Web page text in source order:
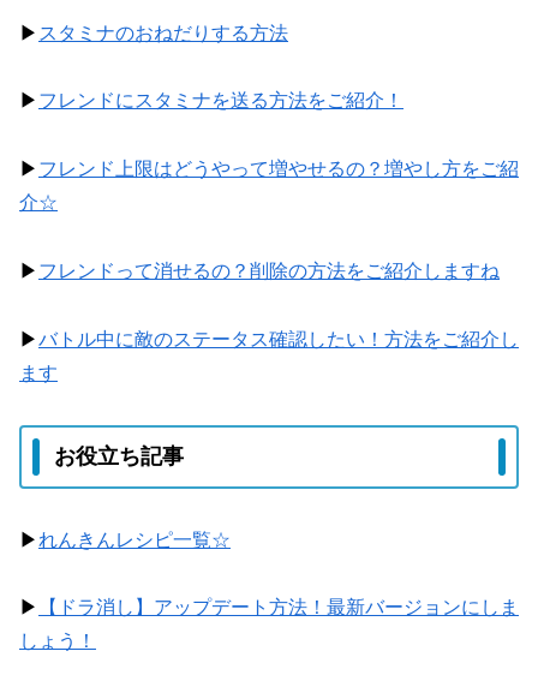
▶ スタミナのおねだりする方法
▶ フレンドにスタミナを送る方法をご紹介！
▶ フレンド上限はどうやって増やせるの？増やし方をご紹
介☆
▶ フレンドって消せるの？削除の方法をご紹介しますね
▶バトル中に敵のステータス確認したい！方法をご紹介し
ます
お役立ち記事
▶ れんきんレシピ一覧☆
▶
【ドラ消し】アップデート方法！最新バージョンにしま
しょう！